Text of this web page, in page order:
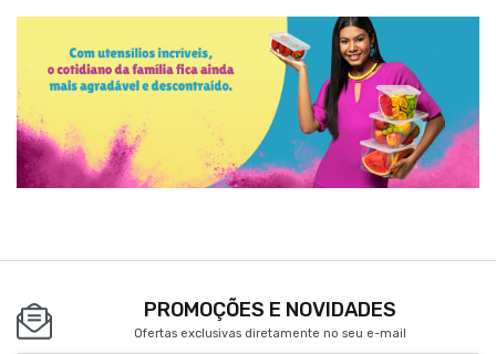
PROMOÇÕES E NOVIDADES
Ofertas exclusivas diretamente no seu e-mail